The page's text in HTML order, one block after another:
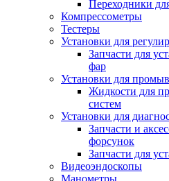
Переходники
Компрессометры
Тестеры
Установки для
Запчасти для
фар
Установки для
Жидкости для
систем
Установки для
Запчасти и
форсунок
Запчасти для
Видеоэндоскопы
Манометры